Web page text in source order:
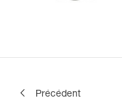
Précédent